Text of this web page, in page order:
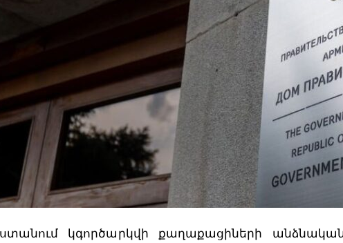
կգործարկվի քաղաքացիների